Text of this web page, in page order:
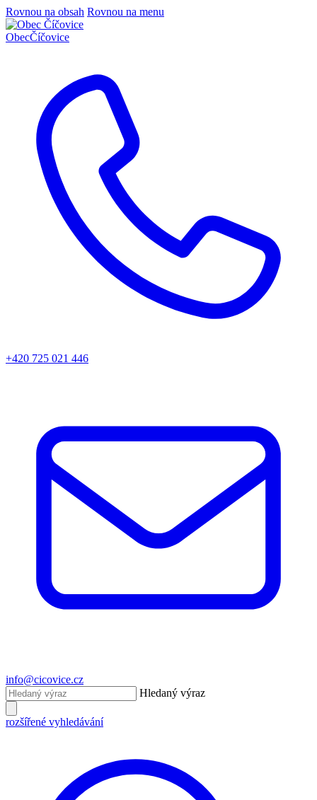
Rovnou na obsah Rovnou na menu
ObecČíčovice
+420 725 021 446
info@cicovice.cz
Hledaný výraz
rozšířené vyhledávání